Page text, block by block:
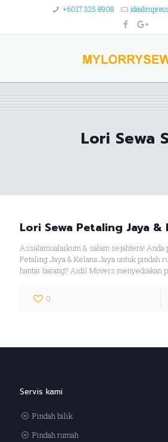
+6017 325 8908
Lori Sewa
Lori Sewa Petaling Jaya &
Assalamualaikum & salam sejahtera!
Petaling Jaya & Kelana Jaya untuk pindah
hantar barang? Aidil Movers menyediakan
0
Servis kami
Pindah bilik
Pindah rumah